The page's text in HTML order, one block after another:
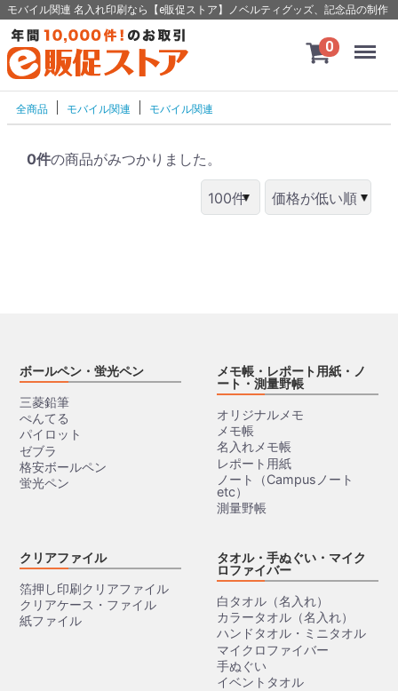
モバイル関連 名入れ印刷なら【e販促ストア】ノベルティグッズ、記念品の制作
0
全商品 モバイル関連 モバイル関連
0件の商品がみつかりました。
ボールペン・蛍光ペン
三菱鉛筆
ぺんてる
パイロット
ゼブラ
格安ボールペン
蛍光ペン
クリアファイル
箔押し印刷クリアファイル
クリアケース・ファイル
紙ファイル
メモ帳・レポート用紙・ノ
ート・測量野帳
オリジナルメモ
メモ帳
名入れメモ帳
レポート用紙
ノート（Campusノート
etc）
測量野帳
タオル・手ぬぐい・マイク
ロファイバー
白タオル（名入れ）
カラータオル（名入れ）
ハンドタオル・ミニタオル
マイクロファイバー
手ぬぐい
イベントタオル